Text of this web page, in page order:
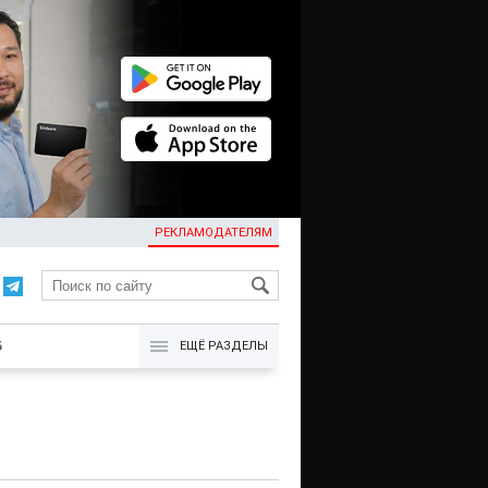
РЕКЛАМОДАТЕЛЯМ
KG
ЕЩЁ РАЗДЕЛЫ